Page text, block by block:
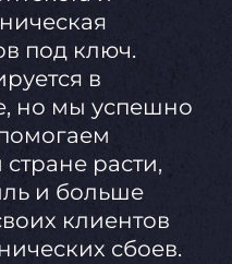
под ключ.
в
но мы успешно
расти,
и больше
клиентов
сбоев.